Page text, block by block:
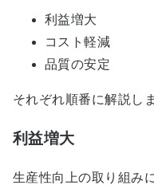
利益増大
コスト軽減
品質の安定
それぞれ順番に解説し
利益増大
生産性向上の取り組み